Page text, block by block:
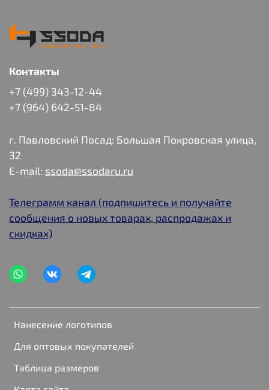
Нанесение логотипов
Для оптовых покупателей
Таблица размеров
Контакты
+7 (499) 343-12-44
+7 (964) 642-51-84
г. Павловский Посад: Большая Покровская улица,
32
E-mail: ssoda@ssodaru.ru
Телеграмм канал (подпишитесь и получайте
сообщения о новых товарах, распродажах и
скидках)